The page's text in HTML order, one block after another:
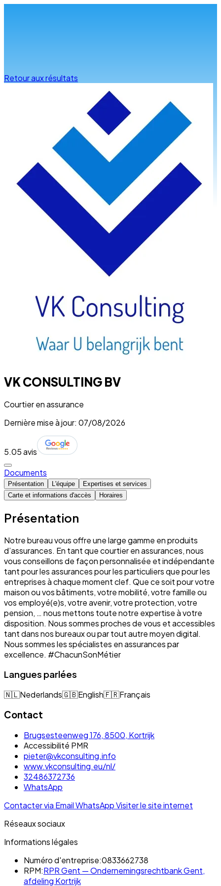
Retour aux résultats
VK CONSULTING BV
Courtier en assurance
Dernière mise à jour: 07/08/2026
5.05 avis
Documents
Présentation L'équipe
Expertises et services
Carte et informations d'accès
Horaires
Présentation
Notre bureau vous offre une large gamme en produits
d’assurances. En tant que courtier en assurances, nous
vous conseillons de façon personnalisée et indépendante
tant pour les assurances pour les particuliers que pour les
entreprises à chaque moment clef. Que ce soit pour votre
maison ou vos bâtiments, votre mobilité, votre famille ou
vos employé(e)s, votre avenir, votre protection, votre
pension, … nous mettons toute notre expertise à votre
disposition. Nous sommes proches de vous et accessibles
tant dans nos bureaux ou par tout autre moyen digital.
Nous sommes les spécialistes en assurances par
excellence. #ChacunSonMétier
Langues parlées
🇳🇱Nederlands🇬🇧English🇫🇷Français
Contact
Brugsesteenweg 176, 8500, Kortrijk
Accessibilité PMR
pieter@vkconsulting.info
www.vkconsulting.eu/nl/
32486372736
WhatsApp
Contacter via EmailWhatsAppVisiter le site internet
Réseaux sociaux
Informations légales
Numéro d'entreprise:0833662738
RPM:RPR Gent — Ondernemingsrechtbank Gent,
afdeling Kortrijk